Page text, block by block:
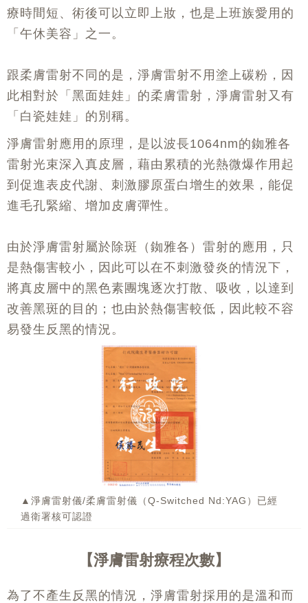
療時間短、術後可以立即上妝，也是上班族愛用的
「午休美容」之一。
跟柔膚雷射不同的是，淨膚雷射不用塗上碳粉，因
此相對於「黑面娃娃」的柔膚雷射，淨膚雷射又有
「白瓷娃娃」的別稱。
淨膚雷射應用的原理，是以波長1064nm的銣雅各
雷射光束深入真皮層，藉由累積的光熱微爆作用起
到促進表皮代謝、刺激膠原蛋白增生的效果，能促
進毛孔緊縮、增加皮膚彈性。
由於淨膚雷射屬於除斑（銣雅各）雷射的應用，只
是熱傷害較小，因此可以在不刺激發炎的情況下，
將真皮層中的黑色素團塊逐次打散、吸收，以達到
改善黑斑的目的；也由於熱傷害較低，因此較不容
易發生反黑的情況。
▲淨膚雷射儀/柔膚雷射儀（Q-Switched Nd:YAG）已經
過衛署核可認證
淨膚雷射療程次數
為了不產生反黑的情況，淨膚雷射採用的是溫和而